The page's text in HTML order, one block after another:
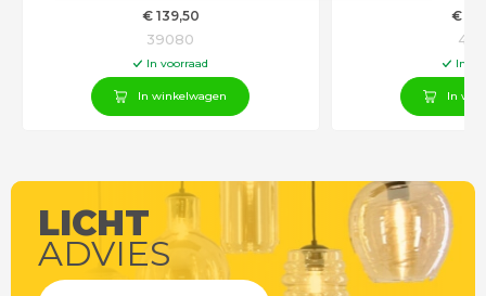
€139,50
39080
In voorraad
In winkelwagen
€
In
In
LICHT
ADVIES